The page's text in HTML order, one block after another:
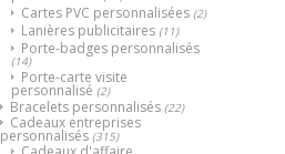
Cartes PVC personnalisées (2)
Lanières publicitaires (11)
Porte-badges personnalisés
(14)
Porte-carte visite
personnalisé (2)
Bracelets personnalisés (22)
Cadeaux entreprises
personnalisés (315)